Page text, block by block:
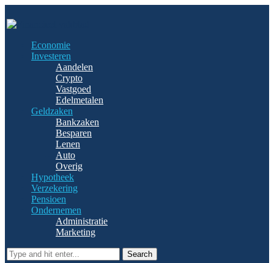
Economie
Investeren
Aandelen
Crypto
Vastgoed
Edelmetalen
Geldzaken
Bankzaken
Besparen
Lenen
Auto
Overig
Hypotheek
Verzekering
Pensioen
Ondernemen
Administratie
Marketing
Search